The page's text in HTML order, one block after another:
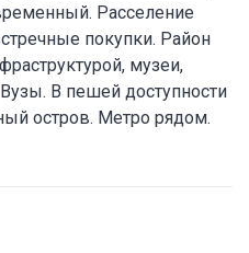
Расселение
покупки. Район
музеи,
В пешей доступности
остров. Метро рядом.